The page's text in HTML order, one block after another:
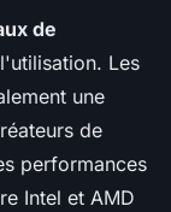
de
Les
une
de
performances
Intel et AMD